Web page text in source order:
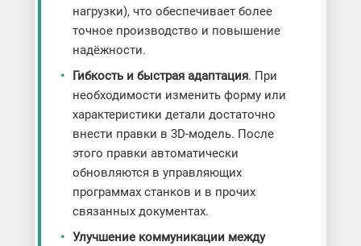
нагрузки), что обеспечивает более
точное производство и повышение
надёжности.
Гибкость и быстрая адаптация. При
необходимости изменить форму или
характеристики детали достаточно
внести правки в 3D-модель. После
этого правки автоматически
обновляются в управляющих
программах станков и в прочих
связанных документах.
Улучшение коммуникации между